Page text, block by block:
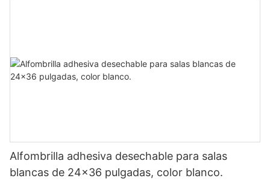
Alfombrilla adhesiva desechable para salas
blancas de 24x36 pulgadas, color blanco.